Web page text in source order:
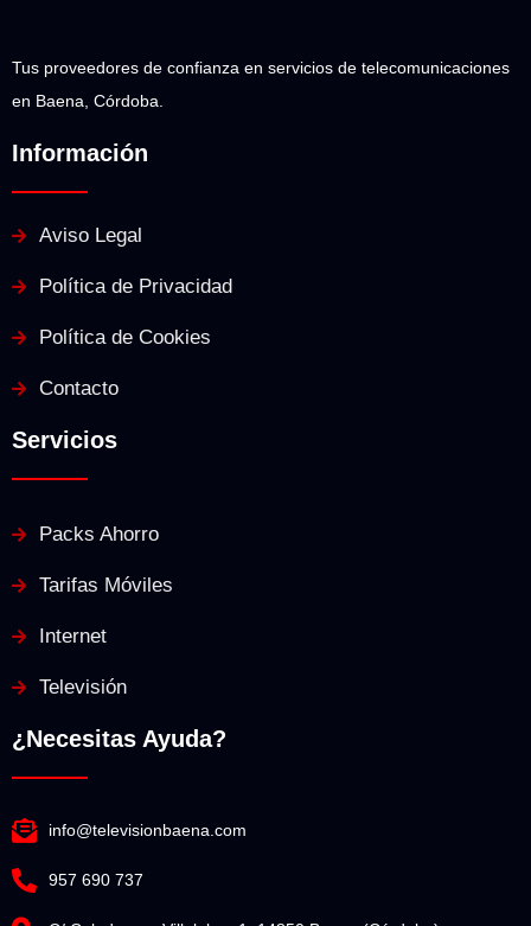
Tus proveedores de confianza en servicios de telecomunicaciones
en Baena, Córdoba.
Información
Aviso Legal
Política de Privacidad
Política de Cookies
Contacto
Servicios
Packs Ahorro
Tarifas Móviles
Internet
Televisión
¿Necesitas Ayuda?
info@televisionbaena.com
957 690 737